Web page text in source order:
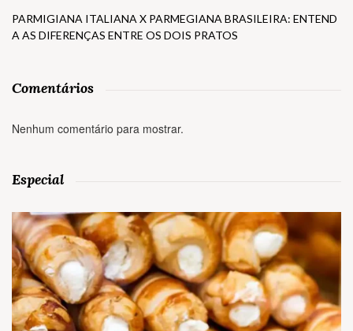
PARMIGIANA ITALIANA X PARMEGIANA BRASILEIRA: ENTEND
A AS DIFERENÇAS ENTRE OS DOIS PRATOS
Comentários
Nenhum comentário para mostrar.
Especial